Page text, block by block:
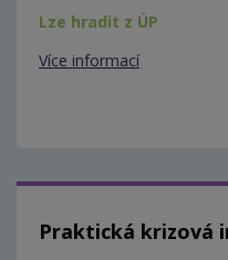
Lze hradit z ÚP
Více informací
Praktická krizová